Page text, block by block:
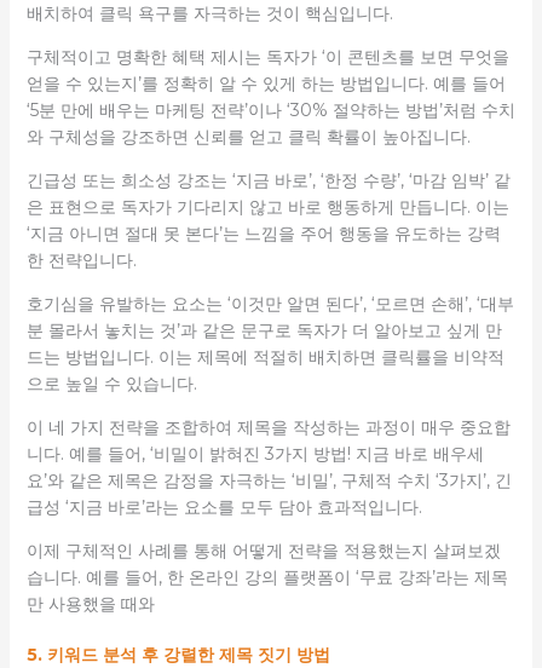
배치하여 클릭 욕구를 자극하는 것이 핵심입니다.
구체적이고 명확한 혜택 제시는 독자가 ‘이 콘텐츠를 보면 무엇을
얻을 수 있는지’를 정확히 알 수 있게 하는 방법입니다. 예를 들어
‘5분 만에 배우는 마케팅 전략’이나 ‘30% 절약하는 방법’처럼 수치
와 구체성을 강조하면 신뢰를 얻고 클릭 확률이 높아집니다.
긴급성 또는 희소성 강조는 ‘지금 바로’, ‘한정 수량’, ‘마감 임박’ 같
은 표현으로 독자가 기다리지 않고 바로 행동하게 만듭니다. 이는
‘지금 아니면 절대 못 본다’는 느낌을 주어 행동을 유도하는 강력
한 전략입니다.
호기심을 유발하는 요소는 ‘이것만 알면 된다’, ‘모르면 손해’, ‘대부
분 몰라서 놓치는 것’과 같은 문구로 독자가 더 알아보고 싶게 만
드는 방법입니다. 이는 제목에 적절히 배치하면 클릭률을 비약적
으로 높일 수 있습니다.
이 네 가지 전략을 조합하여 제목을 작성하는 과정이 매우 중요합
니다. 예를 들어, ‘비밀이 밝혀진 3가지 방법! 지금 바로 배우세
요’와 같은 제목은 감정을 자극하는 ‘비밀’, 구체적 수치 ‘3가지’, 긴
급성 ‘지금 바로’라는 요소를 모두 담아 효과적입니다.
이제 구체적인 사례를 통해 어떻게 전략을 적용했는지 살펴보겠
습니다. 예를 들어, 한 온라인 강의 플랫폼이 ‘무료 강좌’라는 제목
만 사용했을 때와
5. 키워드 분석 후 강렬한 제목 짓기 방법